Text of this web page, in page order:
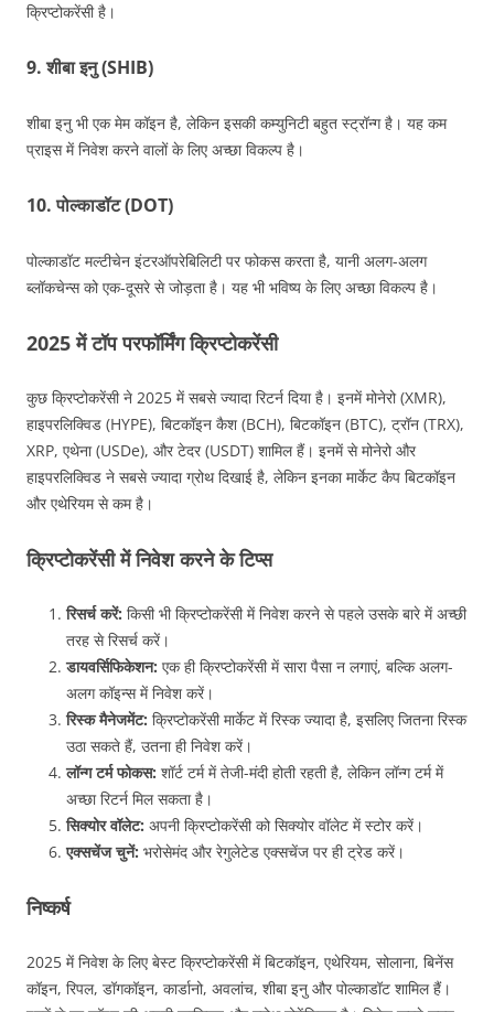
क्रिप्टोकरेंसी है।
9. शीबा इनु (SHIB)
शीबा इनु भी एक मेम कॉइन है, लेकिन इसकी कम्युनिटी बहुत स्ट्रॉन्ग है। यह कम
प्राइस में निवेश करने वालों के लिए अच्छा विकल्प है।
10. पोल्काडॉट (DOT)
पोल्काडॉट मल्टीचेन इंटरऑपरेबिलिटी पर फोकस करता है, यानी अलग-अलग
ब्लॉकचेन्स को एक-दूसरे से जोड़ता है। यह भी भविष्य के लिए अच्छा विकल्प है।
2025 में टॉप परफॉर्मिंग क्रिप्टोकरेंसी
कुछ क्रिप्टोकरेंसी ने 2025 में सबसे ज्यादा रिटर्न दिया है। इनमें मोनेरो (XMR),
हाइपरलिक्विड (HYPE), बिटकॉइन कैश (BCH), बिटकॉइन (BTC), ट्रॉन (TRX),
XRP, एथेना (USDe), और टेदर (USDT) शामिल हैं। इनमें से मोनेरो और
हाइपरलिक्विड ने सबसे ज्यादा ग्रोथ दिखाई है, लेकिन इनका मार्केट कैप बिटकॉइन
और एथेरियम से कम है।
क्रिप्टोकरेंसी में निवेश करने के टिप्स
रिसर्च करें: किसी भी क्रिप्टोकरेंसी में निवेश करने से पहले उसके बारे में अच्छी
तरह से रिसर्च करें।
डायवर्सिफिकेशन: एक ही क्रिप्टोकरेंसी में सारा पैसा न लगाएं, बल्कि अलग-
अलग कॉइन्स में निवेश करें।
रिस्क मैनेजमेंट: क्रिप्टोकरेंसी मार्केट में रिस्क ज्यादा है, इसलिए जितना रिस्क
उठा सकते हैं, उतना ही निवेश करें।
लॉन्ग टर्म फोकस: शॉर्ट टर्म में तेजी-मंदी होती रहती है, लेकिन लॉन्ग टर्म में
अच्छा रिटर्न मिल सकता है।
सिक्योर वॉलेट: अपनी क्रिप्टोकरेंसी को सिक्योर वॉलेट में स्टोर करें।
एक्सचेंज चुनें: भरोसेमंद और रेगुलेटेड एक्सचेंज पर ही ट्रेड करें।
निष्कर्ष
2025 में निवेश के लिए बेस्ट क्रिप्टोकरेंसी में बिटकॉइन, एथेरियम, सोलाना, बिनेंस
कॉइन, रिपल, डॉगकॉइन, कार्डानो, अवलांच, शीबा इनु और पोल्काडॉट शामिल हैं।